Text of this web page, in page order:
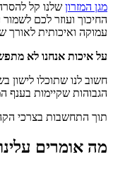
מגן המזרון שלנו קל
החיכוך ועוזר לכם
עמוקה ואיכותית לאורך
על איכות אנחנו לא
חשוב לנו שתוכלו לישון
הגבוהות שקיימות בענף
תוך התחשבות בצרכי
מה אומרים עלינו